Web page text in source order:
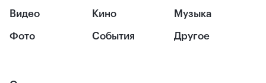
Видео
Фото
Кино
События
Музыка
Другое